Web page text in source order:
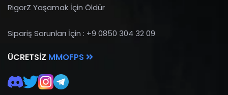
RigorZ Yaşamak İçin Öldür
Sipariş Sorunları İçin : +9 0850 304 32 09
ÜCRETSIZ MMOFPS